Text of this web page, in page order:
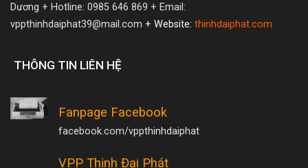
Dương + Hotline: 0985 646 869 + Email:
vppthinhdaiphat39@mail.com + Website: thinhdaiphat.com
THÔNG TIN LIÊN HỆ
Fanpage Facebook
facebook.com/vppthinhdaiphat
VPP Thịnh Đại Phát